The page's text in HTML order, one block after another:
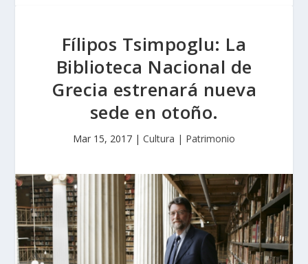
Fílipos Tsimpoglu: La
Biblioteca Nacional de
Grecia estrenará nueva
sede en otoño.
Mar 15, 2017 | Cultura | Patrimonio